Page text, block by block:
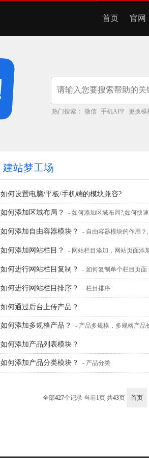
首页 官网
热门搜索： 微信 手机APP 更换模
建站梦工场
如何设置电脑/平板/手机端的模块兼容?
如何添加区域布局？ - 如何添加区域布局?,如何快
如何添加自由容器模块？ - 自由容器模块的作用？
如何添加网站栏目？ - 网站栏目添加，网站页面添
如何进行网站栏目复制？ - 如何复制单个栏目页面
如何进行网站栏目排序？ - 栏目排序
如何通过后台上传产品？
如何添加多规格产品？ - 产品多规格，多规格产品
如何添加产品列表模块？
如何添加产品分类模块？ - 产品分类
全部427个记录 当前1页 共43页 首页